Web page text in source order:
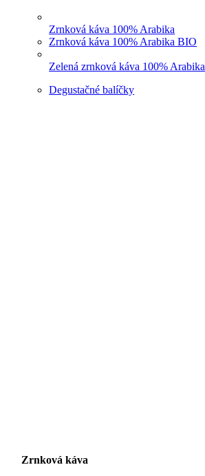
Zrnková káva 100% Arabika
Zrnková káva 100% Arabika BIO
Zelená zrnková káva 100% Arabika
Degustačné balíčky
Zrnková káva